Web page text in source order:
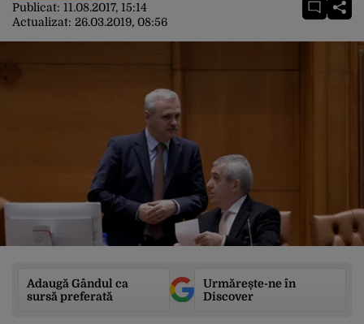
Publicat: 11.08.2017, 15:14
Actualizat: 26.03.2019, 08:56
Adaugă Gândul ca
sursă preferată
Urmărește-ne în
Discover